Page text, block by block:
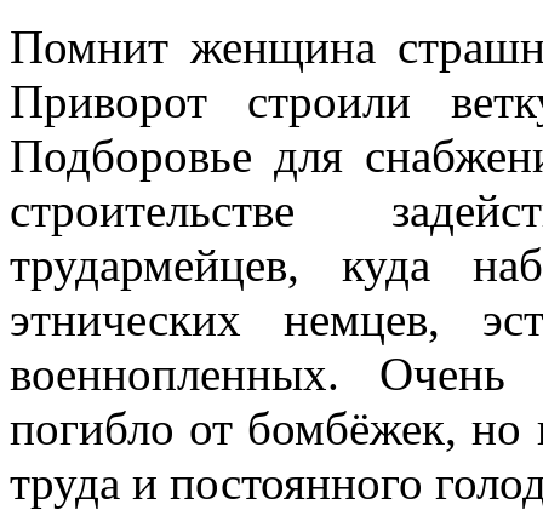
Помнит женщина
Приворот строили
Подборовье для
строительстве
трудармейцев, куда
этнических немцев,
военнопленных.
погибло от бомбёжек, но
труда и постоянного